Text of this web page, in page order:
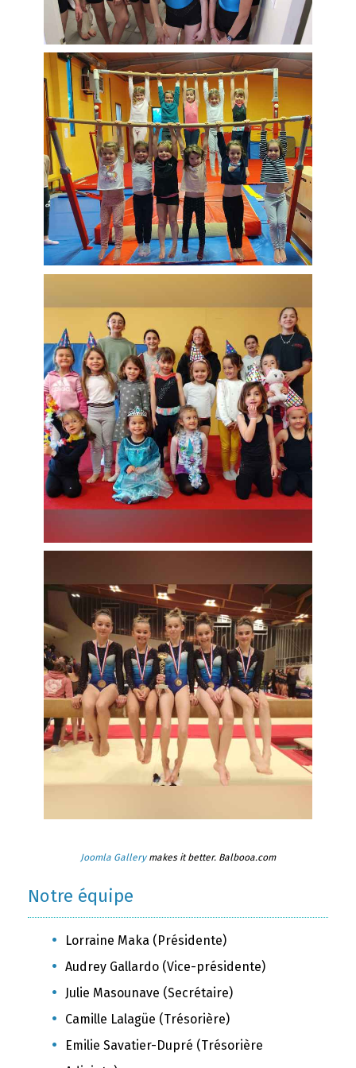
Joomla Gallerymakes it better. Balbooa.com
Notre équipe
Lorraine Maka (Présidente)
Audrey Gallardo (Vice-présidente)
Julie Masounave (Secrétaire)
Camille Lalagüe (Trésorière)
Emilie Savatier-Dupré (Trésorière